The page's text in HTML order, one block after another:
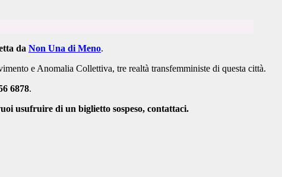
da Non Una di Meno.
e Anomalia Collettiva, tre realtà transfemministe di questa città.
6878.
usufruire di un biglietto sospeso, contattaci.